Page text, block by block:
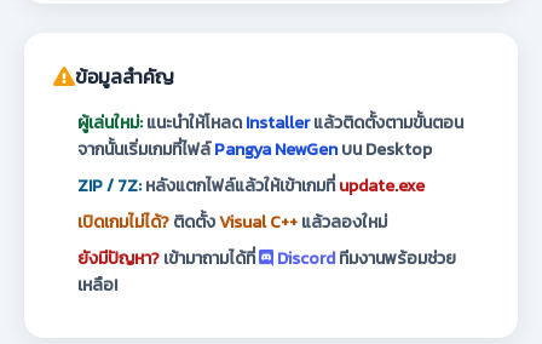
ข้อมูลสำคัญ
ผู้เล่นใหม่:แนะนำให้โหลดInstallerแล้วติดตั้งตามขั้นตอน
จากนั้นเริ่มเกมที่ไฟล์Pangya NewGenบน Desktop
ZIP / 7Z:หลังแตกไฟล์แล้วให้เข้าเกมที่update.exe
เปิดเกมไม่ได้?ติดตั้งVisual C++แล้วลองใหม่
ยังมีปัญหา?เข้ามาถามได้ที่ Discordทีมงานพร้อมช่วย
เหลือ!